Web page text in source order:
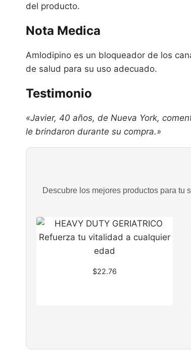
del producto.
Nota Medica
Amlodipino es un bloqueador de los
de salud para su uso adecuado.
Testimonio
«Javier, 40 años, de Nueva York,
le brindaron durante su compra.»
Descubre los mejores productos para tu
$22.76